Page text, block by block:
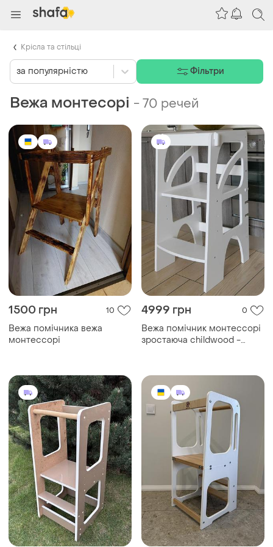
Вежа монтесорі -70 речей
1500 грн 10
Вежа помічника вежа
монтессорі
4999 грн 0
Вежа помічник монтессорі
зростаюча childwood -
за популярністю Фільтри
Крісла та стільці